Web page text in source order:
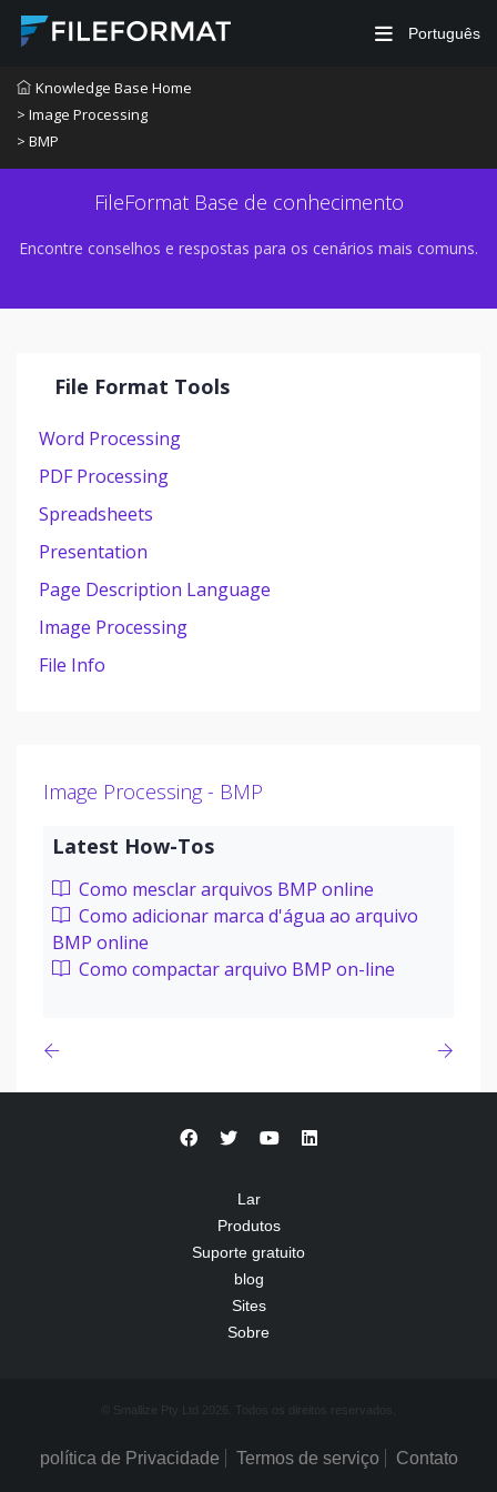
Português
Knowledge Base Home
> Image Processing
> BMP
FileFormat Base de conhecimento
Encontre conselhos e respostas para os cenários mais comuns.
File Format Tools
Word Processing
PDF Processing
Spreadsheets
Presentation
Page Description Language
Image Processing
File Info
Image Processing - BMP
Latest How-Tos
Como mesclar arquivos BMP online
Como adicionar marca d'água ao arquivo
BMP online
Como compactar arquivo BMP on-line
Lar
Produtos
Suporte gratuito
blog
Sites
Sobre
© Smallize Pty Ltd 2026. Todos os direitos reservados.
política de Privacidade Termos de serviço Contato